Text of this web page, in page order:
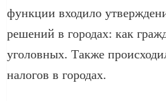
функции входило
решений в городах: как
уголовных. Также
налогов в городах.